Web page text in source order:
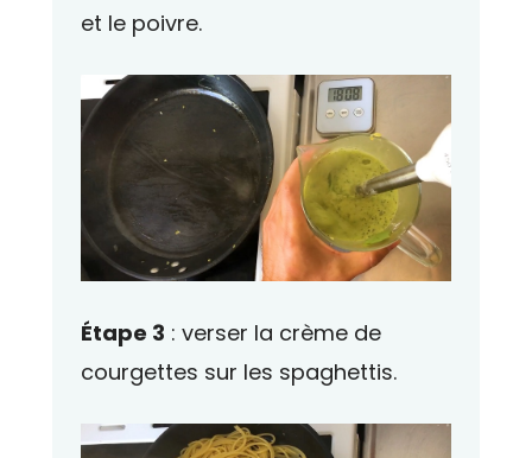
et le poivre.
Étape 3 : verser la crème de
courgettes sur les spaghettis.